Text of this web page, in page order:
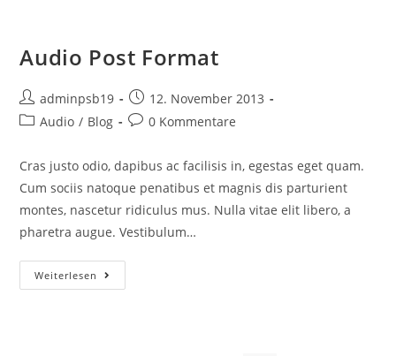
Audio Post Format
Beitrags-
Autor:
adminpsb19
Beitrag
veröffentlicht:
12. November 2013
Beitrags-
Audio / Blog
Beitrags-
0 Kommentare
Cras justo odio, dapibus ac facilisis in, egestas eget quam.
Cum sociis natoque penatibus et magnis dis parturient
montes, nascetur ridiculus mus. Nulla vitae elit libero, a
pharetra augue. Vestibulum…
Weiterlesen Audio
Post